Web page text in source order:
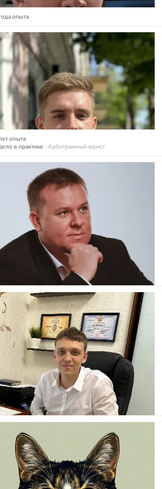
опыта
опыта
в практике · Арбитражный юрист